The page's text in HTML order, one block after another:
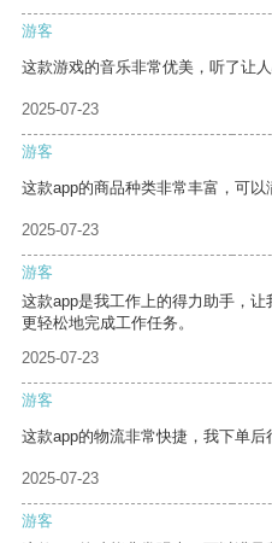
游客
这款游戏的音乐非常优美，听了让人
2025-07-23
游客
这款app的商品种类非常丰富，可以
2025-07-23
游客
这款app是我工作上的得力助手，
更轻松地完成工作任务。
2025-07-23
游客
这款app的物流非常快捷，我下单后
2025-07-23
游客